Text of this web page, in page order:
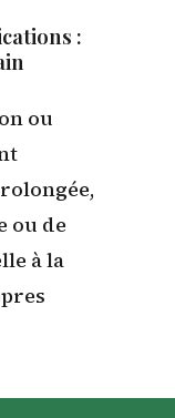
:
ou
ou de
à la